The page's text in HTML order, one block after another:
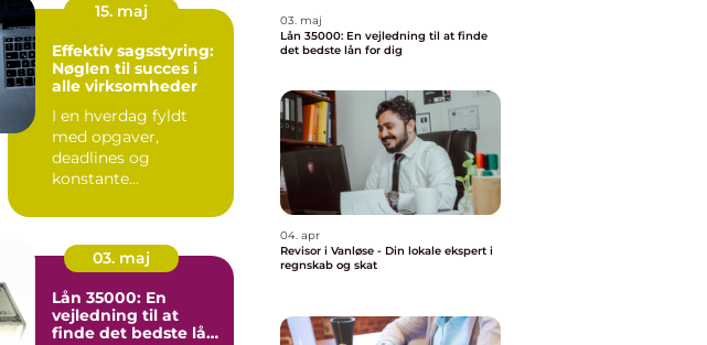
15. maj
Effektiv sagsstyring:
Nøglen til succes i
alle virksomheder
I en hverdag fyldt
med opgaver,
deadlines og
konstante
effektivitet, er
sagsstyrin...
03. maj
Lån 35000: En
vejledning til at
finde det bedste lån
03. maj
Lån 35000: En vejledning til at finde
det bedste lån for dig
04. apr
Revisor i Vanløse - Din lokale ekspert i
regnskab og skat